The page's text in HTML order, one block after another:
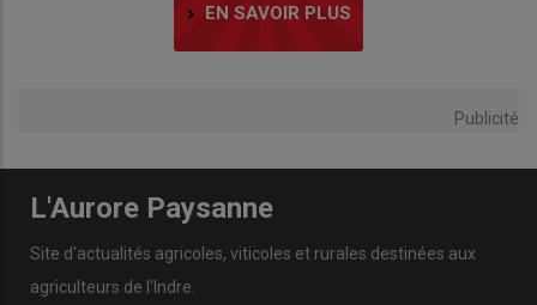
EN SAVOIR PLUS
Publicité
L'Aurore Paysanne
Site d'actualités agricoles, viticoles et rurales destinées aux
agriculteurs de l'Indre.